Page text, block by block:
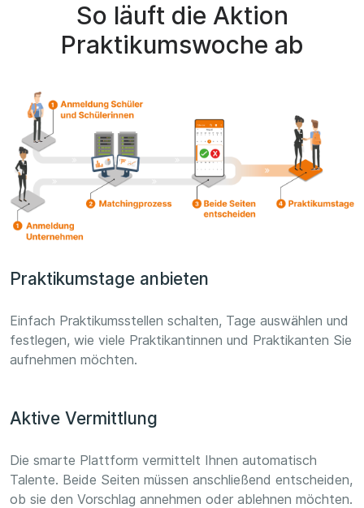
So läuft die Aktion
Praktikumswoche ab
Praktikumstage anbieten
Einfach Praktikumsstellen schalten, Tage auswählen und
festlegen, wie viele Praktikantinnen und Praktikanten Sie
aufnehmen möchten.
Aktive Vermittlung
Die smarte Plattform vermittelt Ihnen automatisch
Talente. Beide Seiten müssen anschließend entscheiden,
ob sie den Vorschlag annehmen oder ablehnen möchten.